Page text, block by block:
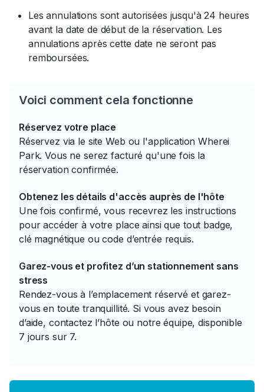
Les annulations sont autorisées jusqu'à 24 heures
avant la date de début de la réservation. Les
annulations après cette date ne seront pas
remboursées.
Voici comment cela fonctionne
Réservez votre place
Réservez via le site Web ou l'application Wherei
Park. Vous ne serez facturé qu'une fois la
réservation confirmée.
Obtenez les détails d'accès auprès de l'hôte
Une fois confirmé, vous recevrez les instructions
pour accéder à votre place ainsi que tout badge,
clé magnétique ou code d’entrée requis.
Garez-vous et profitez d’un stationnement sans
stress
Rendez-vous à l’emplacement réservé et garez-
vous en toute tranquillité. Si vous avez besoin
d’aide, contactez l’hôte ou notre équipe, disponible
7 jours sur 7.